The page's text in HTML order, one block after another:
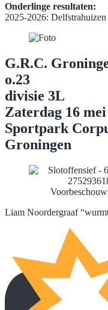
Onderlinge resultaten:
​2025-2026:
G.R.C.
o.23
divisie 3L
Zaterdag 16
Sportpark
Groningen
Liam Noordergraaf